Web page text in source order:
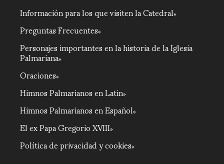
Información para los que visiten la Catedral
Preguntas Frecuentes
Personajes importantes en la historia de la Iglesia
Palmariana
Oraciones
Himnos Palmarianos en Latin
Himnos Palmarianos en Español
El ex Papa Gregorio XVIII
Política de privacidad y cookies